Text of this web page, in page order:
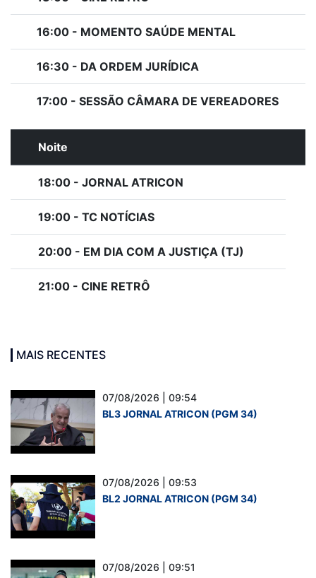
16:00 - MOMENTO SAÚDE MENTAL
16:30 - DA ORDEM JURÍDICA
17:00 - SESSÃO CÂMARA DE VEREADORES
Noite
18:00 - JORNAL ATRICON
19:00 - TC NOTÍCIAS
20:00 - EM DIA COM A JUSTIÇA (TJ)
21:00 - CINE RETRÔ
MAIS RECENTES
07/08/2026 | 09:54
BL3 JORNAL ATRICON (PGM 34)
07/08/2026 | 09:53
BL2 JORNAL ATRICON (PGM 34)
07/08/2026 | 09:51